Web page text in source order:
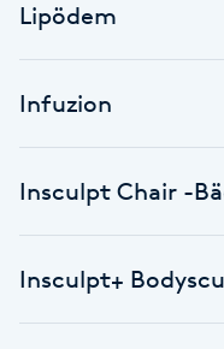
Balayage
Bambumassage
Lipödem
Infuzion
Insculpt Chair -
Insculpt+